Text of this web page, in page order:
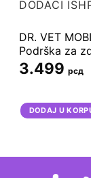
DODACI
DR. VET
Podrška za
zglobove i
ligamente za
3.499 рсд
DODAJ U